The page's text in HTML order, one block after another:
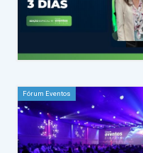
Fórum Eventos